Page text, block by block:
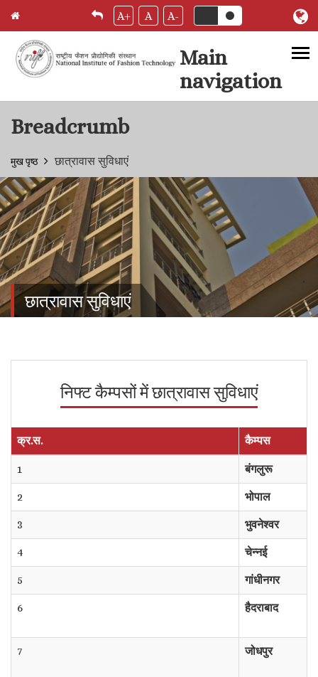
A+ A A-
Main
navigation
Breadcrumb
मुख पृष्ठ छात्रावास सुविधाएं
छात्रावास सुविधाएं
निफ्ट कैम्पसों में छात्रावास सुविधाएं
क्र.स. कैम्पस
1 बंगलुरू
2 भोपाल
3 भुवनेश्‍वर
4 चेन्नई
5 गांधीनगर
6 हैदराबाद
7 जोधपुर